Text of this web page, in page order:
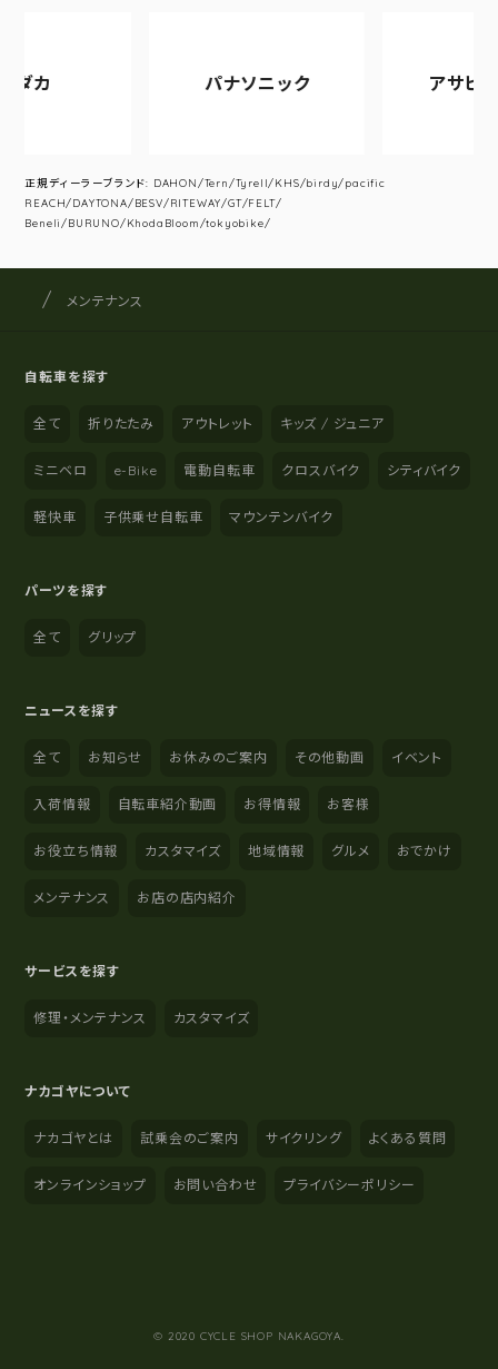
パナソニック アサヒサイ
正規ディーラーブランド: DAHON/Tern/Tyrell/KHS/birdy/pacific
REACH/DAYTONA/BESV/RITEWAY/GT/FELT/
Beneli/BURUNO/KhodaBloom/tokyobike/
サイト内の現在地
サイクルショップナカゴヤ
メンテナンス
自転車を探す
全て 折りたたみ アウトレット キッズ / ジュニア
ミニベロ e-Bike 電動自転車 クロスバイク シティバイク
軽快車 子供乗せ自転車 マウンテンバイク
パーツを探す
全て グリップ
ニュースを探す
全て お知らせ お休みのご案内 その他動画 イベント
入荷情報 自転車紹介動画 お得情報 お客様
お役立ち情報 カスタマイズ 地域情報 グルメ おでかけ
メンテナンス お店の店内紹介
サービスを探す
修理・メンテナンス カスタマイズ
ナカゴヤについて
ナカゴヤとは 試乗会のご案内 サイクリング よくある質問
オンラインショップ お問い合わせ プライバシーポリシー
© 2020 CYCLE SHOP NAKAGOYA.